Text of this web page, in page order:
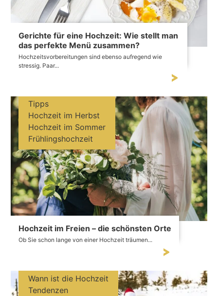
Gerichte für eine Hochzeit: Wie stellt man
das perfekte Menü zusammen?
Hochzeitsvorbereitungen sind ebenso aufregend wie
stressig. Paar...
Hochzeit im Freien – die schönsten Orte
Ob Sie schon lange von einer Hochzeit träumen...
Tipps
Hochzeit im Herbst
Hochzeit im Sommer
Frühlingshochzeit
Wann ist die Hochzeit
Tendenzen